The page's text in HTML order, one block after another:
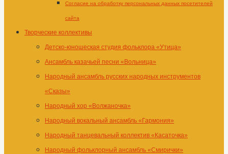
Согласие на обработку персональных данных посетителей
сайта
Творческие коллективы
Детско-юношеская студия фольклора «Утица»
Ансамбль казачьей песни «Вольница»
Народный ансамбль русских народных инструментов
«Сказы»
Народный хор «Волжаночка»
Народный вокальный ансамбль «Гармония»
Народный танцевальный коллектив «Касаточка»
Народный фольклорный ансамбль «Смирички»